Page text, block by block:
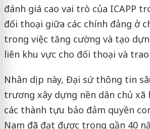
đánh giá cao vai trò của ICAPP
đối thoại giữa các chính đảng ở
trong việc tăng cường và tạo
liên khu vực cho đối thoại và
Nhân dịp này, Đại sứ thông tin
trương xây dựng nền dân chủ xã
các thành tựu bảo đảm quyền
Nam đã đạt được trong gần 40